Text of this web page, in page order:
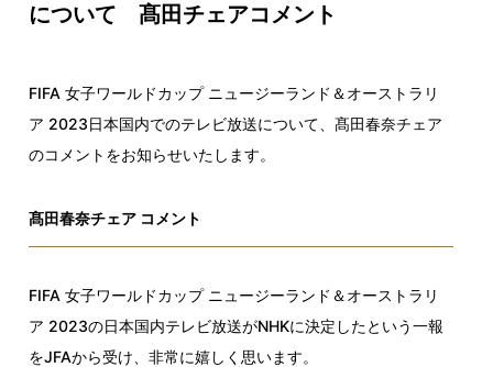
について 髙田チェアコメント
FIFA 女子ワールドカップ ニュージーランド＆オーストラリ
ア 2023日本国内でのテレビ放送について、髙田春奈チェア
のコメントをお知らせいたします。
髙田春奈チェア コメント
FIFA 女子ワールドカップ ニュージーランド＆オーストラリ
ア 2023の日本国内テレビ放送がNHKに決定したという一報
をJFAから受け、非常に嬉しく思います。